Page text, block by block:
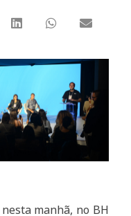
manhã, no BH